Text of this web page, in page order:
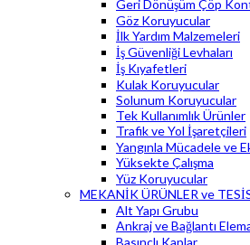
Geri Dönüşüm Çöp
Göz Koruyucular
İlk Yardım Malzemeleri
İş Güvenliği Levhaları
İş Kıyafetleri
Kulak Koruyucular
Solunum Koruyucular
Tek Kullanımlık Ürünler
Trafik ve Yol İşaretçileri
Yangınla Mücadele ve
Yüksekte Çalışma
Yüz Koruyucular
MEKANİK ÜRÜNLER ve
Alt Yapı Grubu
Ankraj ve Bağlantı
Basınçlı Kaplar